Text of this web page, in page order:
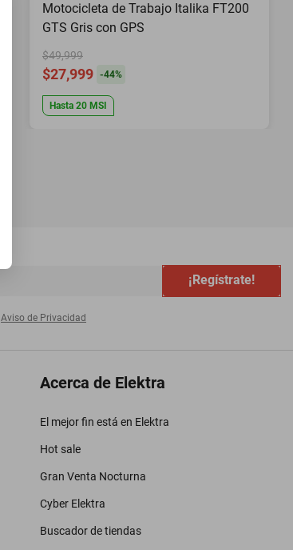
Motocicleta de Trabajo Italika FT200
GTS Gris con GPS
$49,999
$27,999 -44%
Hasta 20 MSI
¡Regístrate!
Aviso de Privacidad
Acerca de Elektra
El mejor fin está en Elektra
Hot sale
Gran Venta Nocturna
Cyber Elektra
Buscador de tiendas